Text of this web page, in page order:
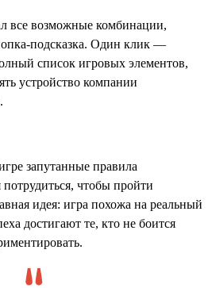
все возможные комбинации,
подсказка. Один клик —
список игровых элементов,
устройство компании
запутанные правила
чтобы пройти
идея: игра похожа на реальный
достигают те, кто не боится